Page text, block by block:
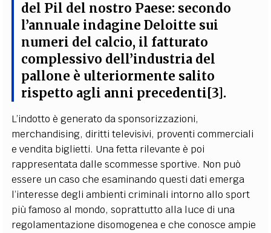
del Pil del nostro Paese: secondo
l’annuale indagine Deloitte sui
numeri del calcio, il fatturato
complessivo dell’industria del
pallone è ulteriormente salito
rispetto agli anni precedenti[3].
L’indotto è generato da sponsorizzazioni,
merchandising, diritti televisivi, proventi commerciali
e vendita biglietti. Una fetta rilevante è poi
rappresentata dalle scommesse sportive. Non può
essere un caso che esaminando questi dati emerga
l’interesse degli ambienti criminali intorno allo sport
più famoso al mondo, soprattutto alla luce di una
regolamentazione disomogenea e che conosce ampie